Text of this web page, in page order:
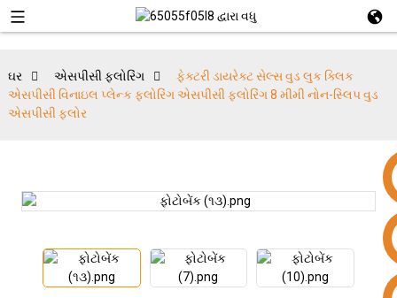
ઘર એસપીસી ફ્લોરિંગ
ફેક્ટરી ડાયરેક્ટ સેલ્સ વુડ લુક ક્લિક
એસપીસી વિનાઇલ પ્લેન્ક ફ્લોરિંગ એસપીસી ફ્લોરિંગ 8 મીમી નોન-સ્લિપ વુડ
એસપીસી ફ્લોર